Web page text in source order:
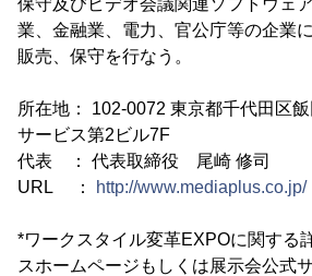
保守及びビデオ会議関連ソフトウェ
業、金融業、電力、官公庁等の企業
販売、保守を行なう。
所在地： 102-0072 東京都千代田区
サービス第2ビル7F
代表 ： 代表取締役 尾崎 修司
URL ：
http://www.mediaplus.co.jp/
*ワークスタイル変革EXPOに関する
スホームページもしくは展示会公式